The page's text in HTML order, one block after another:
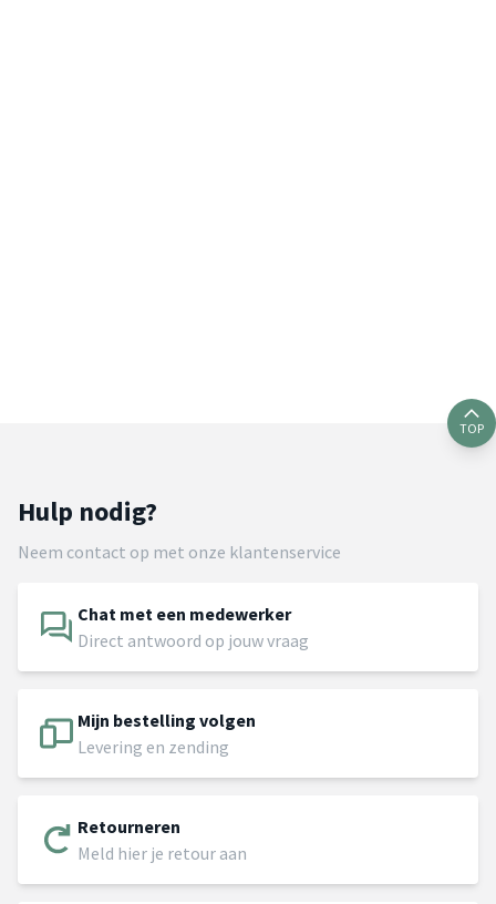
TOP
Hulp nodig?
Neem contact op met onze klantenservice
Chat met een medewerker
Direct antwoord op jouw vraag
Mijn bestelling volgen
Levering en zending
Retourneren
Meld hier je retour aan